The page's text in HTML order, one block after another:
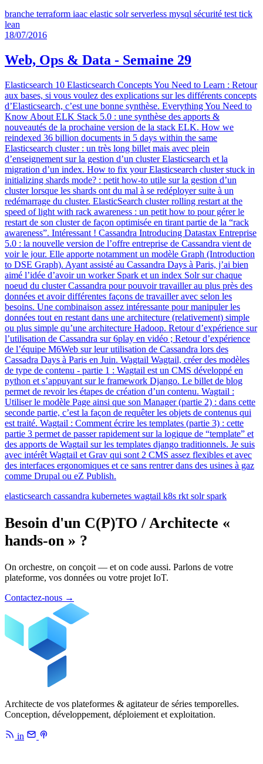
branche terraform iaac elastic solr serverless mysql sécurité test tick
lean
18/07/2016
Web, Ops & Data - Semaine 29
Elasticsearch 10 Elasticsearch Concepts You Need to Learn : Retour
aux bases, si vous voulez des explications sur les différents concepts
d’Elasticsearch, c’est une bonne synthèse. Everything You Need to
Know About ELK Stack 5.0 : une synthèse des apports &
nouveautés de la prochaine version de la stack ELK. How we
reindexed 36 billion documents in 5 days within the same
Elasticsearch cluster : un très long billet mais avec plein
d’enseignement sur la gestion d’un cluster Elasticsearch et la
migration d’un index. How to fix your Elasticsearch cluster stuck in
initializing shards mode? : petit how-to utile sur la gestion d’un
cluster lorsque les shards ont du mal à se redéployer suite à un
redémarrage du cluster. ElasticSearch cluster rolling restart at the
speed of light with rack awareness : un petit how to pour gérer le
restart de son cluster de façon optimisée en tirant partie de la “rack
awareness”. Intéressant ! Cassandra Introducing Datastax Entreprise
5.0 : la nouvelle version de l’offre entreprise de Cassandra vient de
voir le jour. Elle apporte notamment un modèle Graph (Introduction
to DSE Graph). Ayant assisté au Cassandra Days à Paris, j’ai bien
aimé l’idée d’avoir un worker Spark et un index Solr sur chaque
noeud du cluster Cassandra pour pouvoir travailler au plus près des
données et avoir différentes façons de travailler avec selon les
besoins. Une combinaison assez intéressante pour manipuler les
données tout en restant dans une architecture (relativement) simple
ou plus simple qu’une architecture Hadoop. Retour d’expérience sur
l’utilisation de Cassandra sur 6play en vidéo ; Retour d’expérience
de l’équipe M6Web sur leur utilisation de Cassandra lors des
Cassadra Days à Paris en Juin. Wagtail Wagtail, créer des modèles
de type de contenu - partie 1 : Wagtail est un CMS développé en
python et s’appuyant sur le framework Django. Le billet de blog
permet de revoir les étapes de création d’un contenu. Wagtail :
Utiliser le modèle Page ainsi que son Manager (partie 2) : dans cette
seconde partie, c’est la façon de requêter les objets de contenus qui
est traité. Wagtail : Comment écrire les templates (partie 3) : cette
partie 3 permet de passer rapidement sur la logique de “template” et
des apports de Wagtail sur les templates django traditionnels. Je suis
avec intérêt Wagtail et Grav qui sont 2 CMS assez flexibles et avec
des interfaces ergonomiques et ce sans rentrer dans des usines à gaz
comme Drupal ou eZ Publish.
elasticsearch cassandra kubernetes wagtail k8s rkt solr spark
Besoin d'un C(P)TO / Architecte «
hands-on » ?
On orchestre, on conçoit — et on code aussi. Parlons de votre
plateforme, vos données ou votre projet IoT.
Contactez-nous →
Architecte de vos plateformes & agitateur de séries temporelles.
Conception, développement, déploiement et exploitation.
in